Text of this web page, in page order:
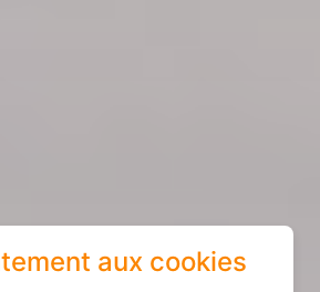
aux cookies